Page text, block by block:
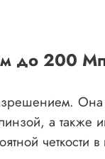
до 200
Она
а также
четкости